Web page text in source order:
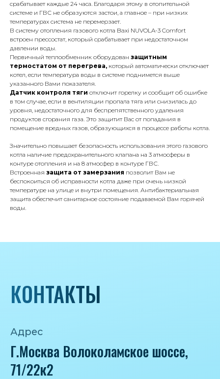
срабатывает каждые 24 часа. Благодаря этому в отопительной
системе и ГВС не образуются застои, а главное – при низких
температурах система не перемерзает.
В систему отопления газового котла Baxi NUVOLA-3 Comfort
встроен прессостат, который срабатывает при недостаточном
давлении воды.
Первичный теплообменник оборудован защитным
термостатом от перегрева, который автоматически отключает
котел, если температура воды в системе поднимется выше
указанного Вами показателя.
Датчик контроля тяги отключит горелку и сообщит об ошибке
в том случае, если в вентиляции пропала тяга или снизилась до
уровня, недостаточного для беспрепятственного удаления
продуктов сгорания газа. Это защитит Вас от попадания в
помещение вредных газов, образующихся в процессе работы котла.
Значительно повышает безопасность использования этого газового
котла наличие предохранительного клапана на 3 атмосферы в
контуре отопления и на 8 атмосфер в контуре ГВС.
Встроенная защита от замерзания позволит Вам не
беспокоиться об исправности котла даже при очень низкой
температуре на улице и внутри помещения. Антибактериальная
защита обеспечит санитарное состояние подаваемой Вам горячей
воды.
Почта
iceicemarket@yandex.ru
8 985 233-79-79